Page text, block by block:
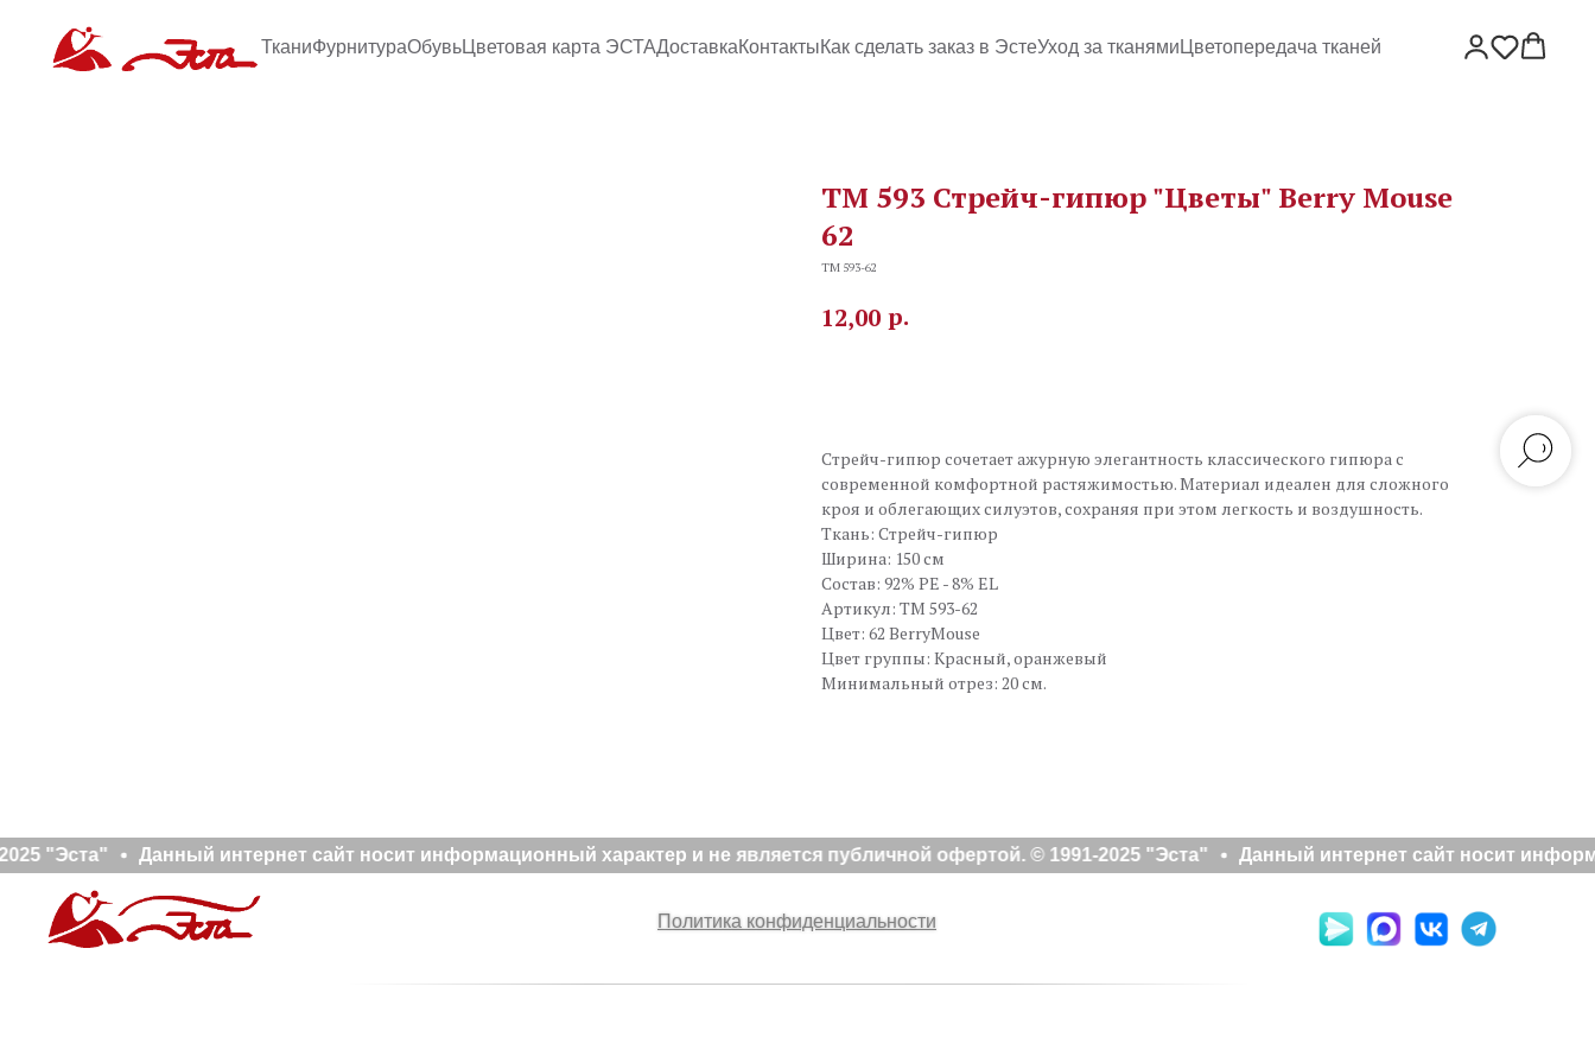
ТканиФурнитураОбувьЦветовая карта ЭСТАДоставкаКонтактыКак сделать заказ в ЭстеУход за тканями Цветопередача тканей
TM 593 Стрейч-гипюр "Цветы" Berry Mouse
62
TM 593-62
12,00 р.
Стрейч-гипюр сочетает ажурную элегантность классического гипюра с
современной комфортной растяжимостью. Материал идеален для сложного
кроя и облегающих силуэтов, сохраняя при этом легкость и воздушность.
Ткань: Стрейч-гипюр
Ширина: 150 см
Состав: 92% PE - 8% EL
Артикул: TM 593-62
Цвет: 62 BerryMouse
Цвет группы: Красный, оранжевый
Минимальный отрез: 20 см.
"Эста" Данный интернет сайт носит информационный характер и не является публичной офертой. © 1991-2025 "Эста" Данный интернет сайт носит
Политика конфиденциальности